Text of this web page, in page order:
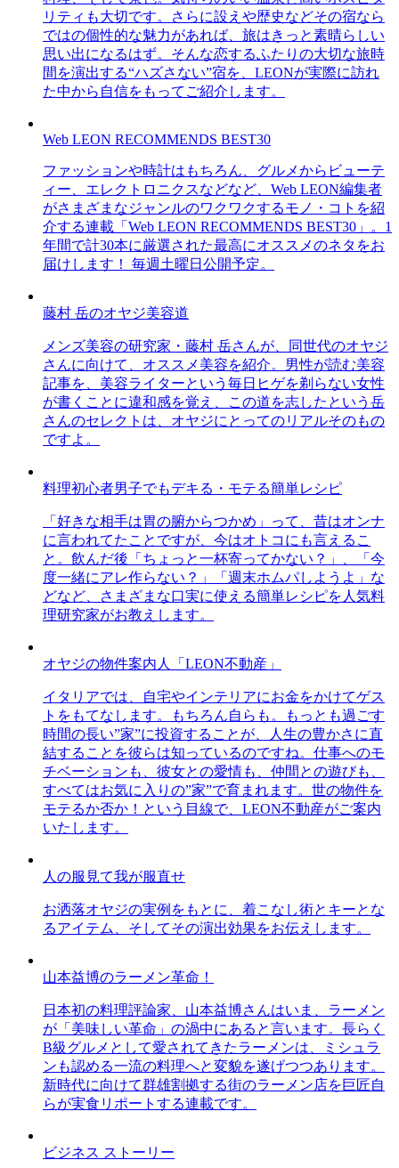
リティも大切です。さらに設えや歴史などその宿なら
ではの個性的な魅力があれば、旅はきっと素晴らしい
思い出になるはず。そんな恋するふたりの大切な旅時
間を演出する“ハズさない”宿を、LEONが実際に訪れ
た中から自信をもってご紹介します。
Web LEON RECOMMENDS BEST30
ファッションや時計はもちろん、グルメからビューテ
ィー、エレクトロニクスなどなど、Web LEON編集者
がさまざまなジャンルのワクワクするモノ・コトを紹
介する連載「Web LEON RECOMMENDS BEST30」。1
年間で計30本に厳選された最高にオススメのネタをお
届けします！ 毎週土曜日公開予定。
藤村 岳のオヤジ美容道
メンズ美容の研究家・藤村 岳さんが、同世代のオヤジ
さんに向けて、オススメ美容を紹介。男性が読む美容
記事を、美容ライターという毎日ヒゲを剃らない女性
が書くことに違和感を覚え、この道を志したという岳
さんのセレクトは、オヤジにとってのリアルそのもの
ですよ。
料理初心者男子でもデキる・モテる簡単レシピ
「好きな相手は胃の腑からつかめ」って、昔はオンナ
に言われてたことですが、今はオトコにも言えるこ
と。飲んだ後「ちょっと一杯寄ってかない？」、「今
度一緒にアレ作らない？」「週末ホムパしようよ」な
どなど、さまざまな口実に使える簡単レシピを人気料
理研究家がお教えします。
オヤジの物件案内人「LEON不動産」
イタリアでは、自宅やインテリアにお金をかけてゲス
トをもてなします。もちろん自らも。もっとも過ごす
時間の長い”家”に投資することが、人生の豊かさに直
結することを彼らは知っているのですね。仕事へのモ
チベーションも、彼女との愛情も、仲間との遊びも、
すべてはお気に入りの”家”で育まれます。世の物件を
モテるか否か！という目線で、LEON不動産がご案内
いたします。
人の服見て我が服直せ
お洒落オヤジの実例をもとに、着こなし術とキーとな
るアイテム、そしてその演出効果をお伝えします。
山本益博のラーメン革命！
日本初の料理評論家、山本益博さんはいま、ラーメン
が「美味しい革命」の渦中にあると言います。長らく
B級グルメとして愛されてきたラーメンは、ミシュラ
ンも認める一流の料理へと変貌を遂げつつあります。
新時代に向けて群雄割拠する街のラーメン店を巨匠自
らが実食リポートする連載です。
ビジネス ストーリー